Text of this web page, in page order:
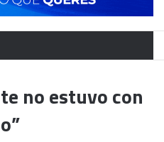
no estuvo con